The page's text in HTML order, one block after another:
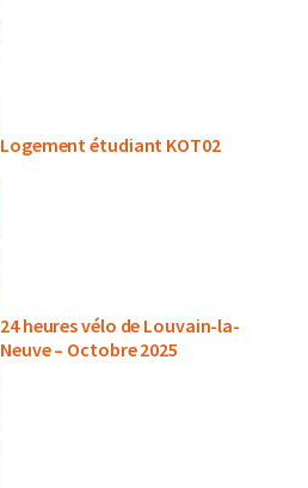
Logement étudiant KOT02
24 heures vélo de Louvain-la-
Neuve – Octobre 2025